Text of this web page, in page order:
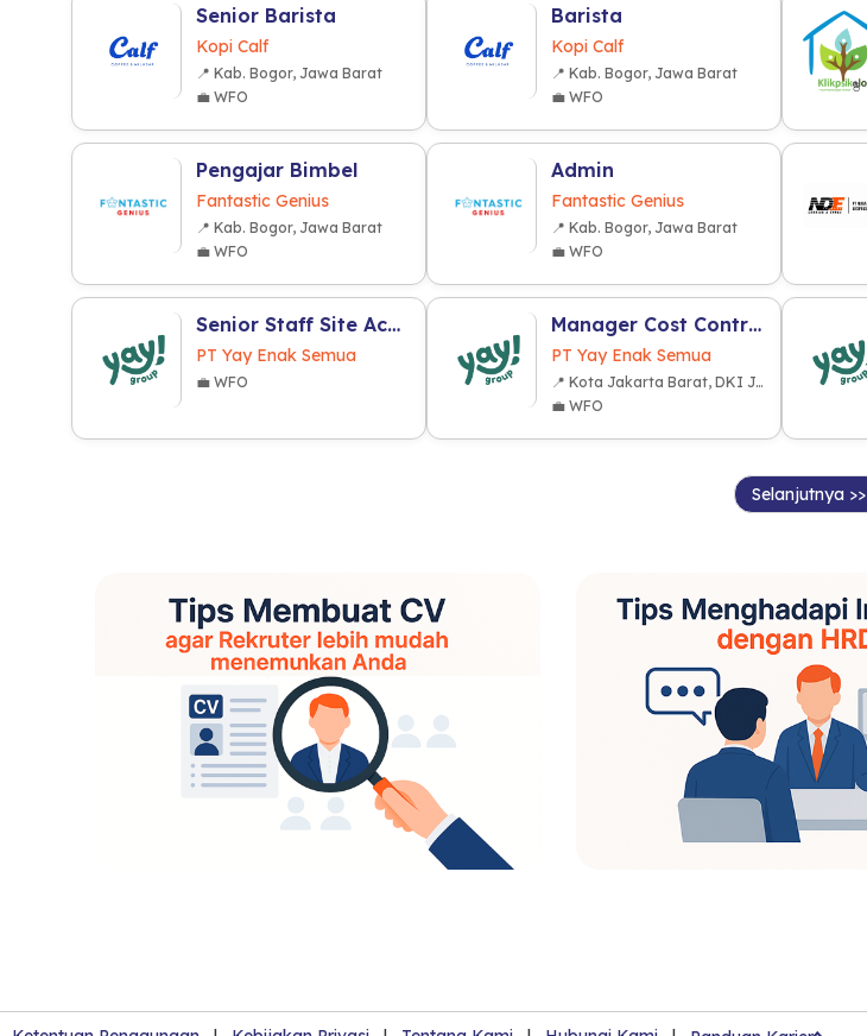
Senior Barista
Kopi Calf
📍 Kab. Bogor, Jawa Barat
💼 WFO
Barista
Kopi Calf
📍 Kab. Bogor, Jawa Barat
💼 WFO
Pengajar Bimbel
Fantastic Genius
📍 Kab. Bogor, Jawa Barat
💼 WFO
Admin
Fantastic Genius
📍 Kab. Bogor, Jawa Barat
💼 WFO
Senior Staff Site Acquisition (F&B Industry)
PT Yay Enak Semua
💼 WFO
Manager Cost Control (F&B Industry)
PT Yay Enak Semua
📍 Kota Jakarta Barat, DKI Jakarta
💼 WFO
Selanjutnya >>